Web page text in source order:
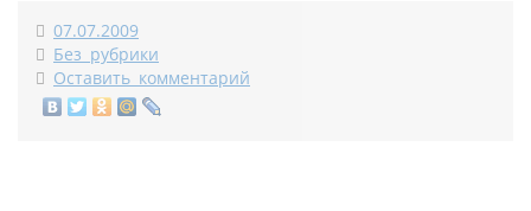
07.07.2009
Без рубрики
Оставить комментарий